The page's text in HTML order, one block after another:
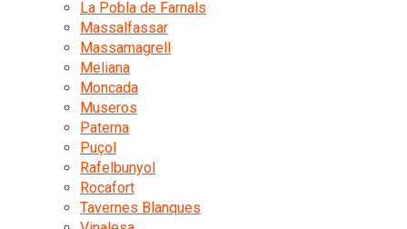
La Pobla de Farnals
Massalfassar
Massamagrell
Meliana
Moncada
Museros
Paterna
Puçol
Rafelbunyol
Rocafort
Tavernes Blanques